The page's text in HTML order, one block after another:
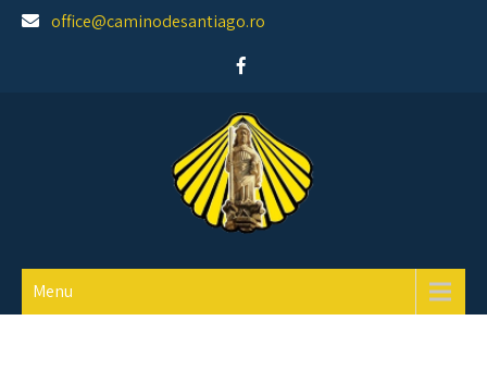
Skip
office@caminodesantiago.ro
Menu